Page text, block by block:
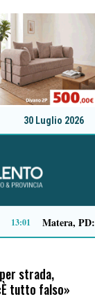
30 Luglio 2026
Al Festival dell’Aspide arriva “Il tempo delle radici”: un cammino immersivo tra memoria, mindfulness e sapori 10:54
strada,
tutto falso»